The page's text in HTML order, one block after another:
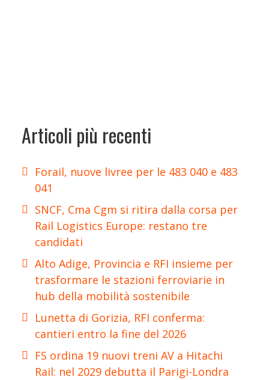
Articoli più recenti
Forail, nuove livree per le 483 040 e 483
041
SNCF, Cma Cgm si ritira dalla corsa per
Rail Logistics Europe: restano tre
candidati
Alto Adige, Provincia e RFI insieme per
trasformare le stazioni ferroviarie in
hub della mobilità sostenibile
Lunetta di Gorizia, RFI conferma:
cantieri entro la fine del 2026
FS ordina 19 nuovi treni AV a Hitachi
Rail: nel 2029 debutta il Parigi-Londra